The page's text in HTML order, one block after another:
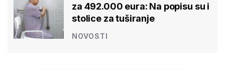
za 492.000 eura: Na popisu su i
stolice za tuširanje
NOVOSTI